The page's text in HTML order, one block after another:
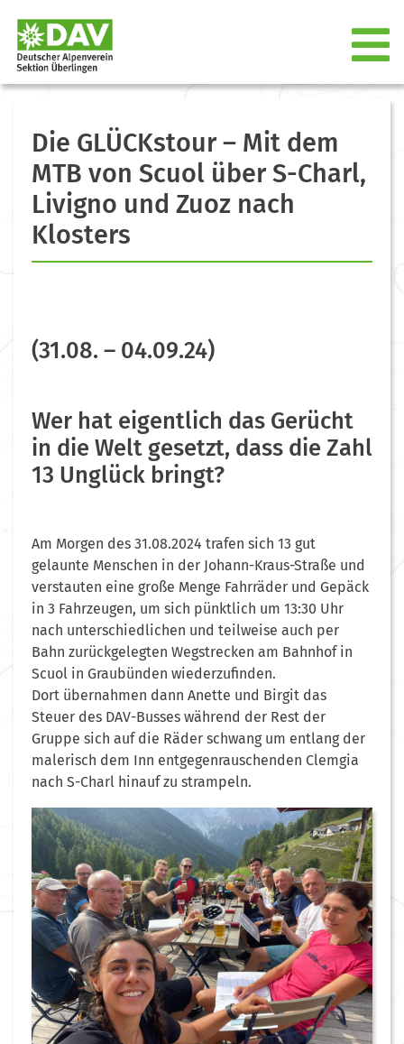
Die GLÜCKstour – Mit dem
MTB von Scuol über S-Charl,
Livigno und Zuoz nach
Klosters
(31.08. – 04.09.24)
Wer hat eigentlich das Gerücht
in die Welt gesetzt, dass die Zahl
13 Unglück bringt?
Am Morgen des 31.08.2024 trafen sich 13 gut
gelaunte Menschen in der Johann-Kraus-Straße und
verstauten eine große Menge Fahrräder und Gepäck
in 3 Fahrzeugen, um sich pünktlich um 13:30 Uhr
nach unterschiedlichen und teilweise auch per
Bahn zurückgelegten Wegstrecken am Bahnhof in
Scuol in Graubünden wiederzufinden.
Dort übernahmen dann Anette und Birgit das
Steuer des DAV-Busses während der Rest der
Gruppe sich auf die Räder schwang um entlang der
malerisch dem Inn entgegenrauschenden Clemgia
nach S-Charl hinauf zu strampeln.